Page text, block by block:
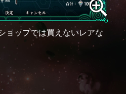
ョップでは買えないレアな